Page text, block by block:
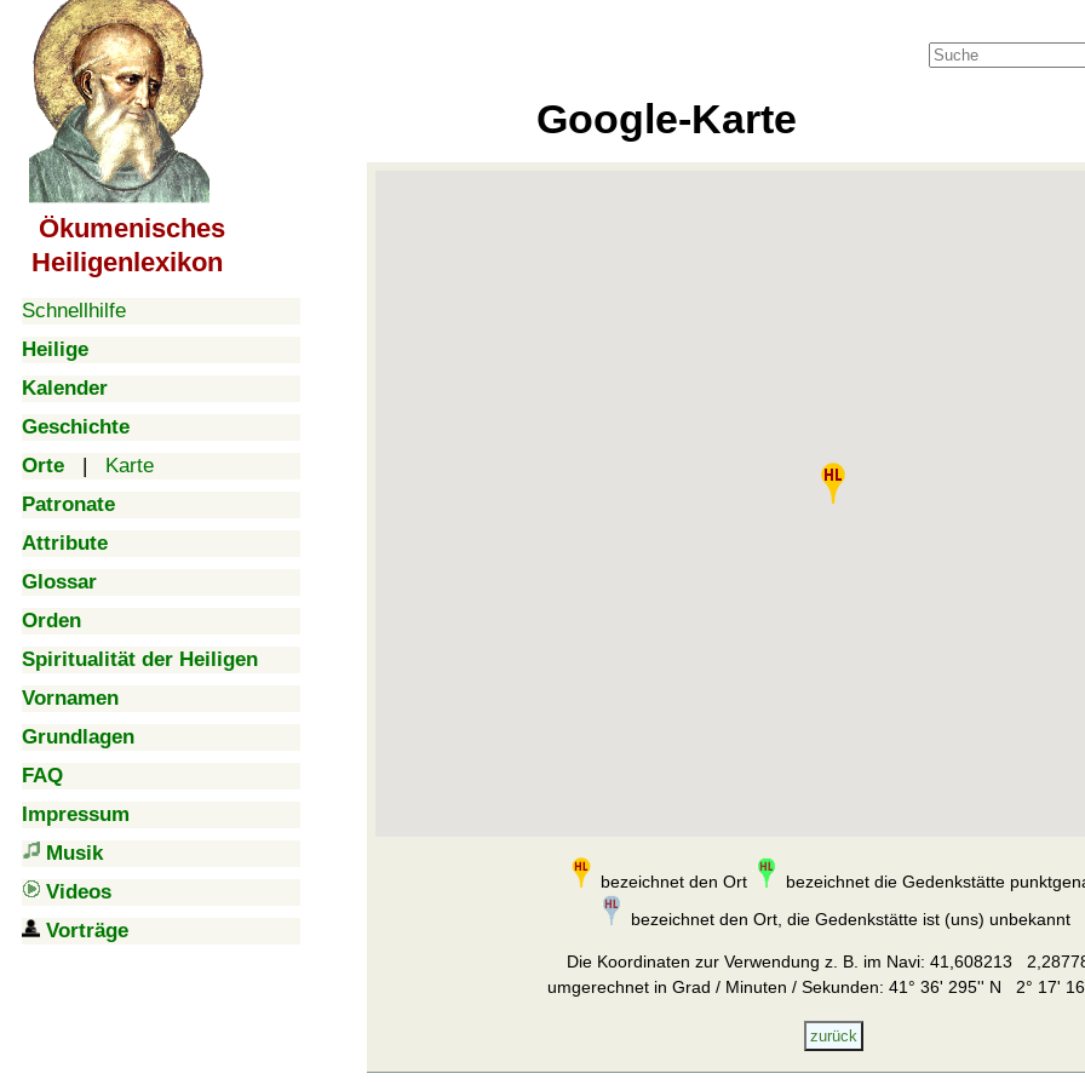
Ökumenisches
Heiligenlexikon
Schnellhilfe
Heilige
Kalender
Geschichte
Orte | Karte
Patronate
Attribute
Glossar
Orden
Spiritualität der Heiligen
Vornamen
Grundlagen
FAQ
Impressum
Musik
Videos
Vorträge
Google-Karte
bezeichnet den Ort
bezeichnet die Gedenkstätte
bezeichnet den Ort, die Gedenkstätte ist (uns) unbekannt
Die Koordinaten zur Verwendung z. B. im Navi: 41,608213
umgerechnet in Grad / Minuten / Sekunden: 41° 36' 295'' N 2° 17'